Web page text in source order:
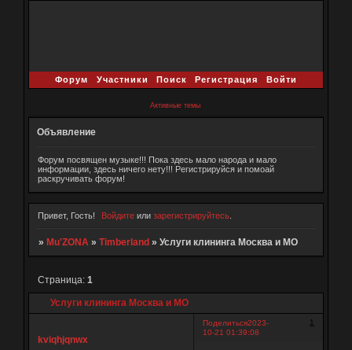
Форум Участники Поиск Регистрация Войти
Активные темы
Объявление
Форум посвящен музыке!!! Пока здесь мало народа и мало
информации, здесь ничего нету!!! Регистрируйся и помоай
раскручивать форум!
Привет, Гость! Войдите илизарегистрируйтесь
» Mu'ZONA » Timberland » Услуги клининга Москва и МО
Услуги клининга Москва и МО
Страница: 1
Поделиться 1
2023-
10-21 01:39:08
kviqhjqnwx